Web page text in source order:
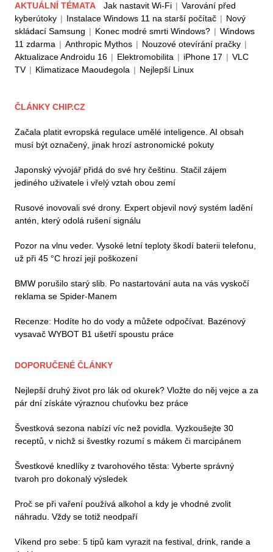
AKTUÁLNÍ TÉMATA Jak nastavit Wi-Fi | Varování před
kyberútoky | Instalace Windows 11 na starší počítač | Nový
skládací Samsung | Konec modré smrti Windows? | Windows
11 zdarma | Anthropic Mythos | Nouzové otevírání pračky |
Aktualizace Androidu 16 | Elektromobilita | iPhone 17 | VLC
TV | Klimatizace Maoudegola | Nejlepší Linux
ČLÁNKY CHIP.CZ
Začala platit evropská regulace umělé inteligence. AI obsah
musí být označený, jinak hrozí astronomické pokuty
Japonský vývojář přidá do své hry češtinu. Stačil zájem
jediného uživatele i vřelý vztah obou zemí
Rusové inovovali své drony. Expert objevil nový systém ladění
antén, který odolá rušení signálu
Pozor na vlnu veder. Vysoké letní teploty škodí baterii telefonu,
už při 45 °C hrozí její poškození
BMW porušilo starý slib. Po nastartování auta na vás vyskočí
reklama se Spider-Manem
Recenze: Hodíte ho do vody a můžete odpočívat. Bazénový
vysavač WYBOT B1 ušetří spoustu práce
DOPORUČENÉ ČLÁNKY
Nejlepší druhý život pro lák od okurek? Vložte do něj vejce a za
pár dní získáte výraznou chuťovku bez práce
Švestková sezona nabízí víc než povidla. Vyzkoušejte 30
receptů, v nichž si švestky rozumí s mákem či marcipánem
Švestkové knedlíky z tvarohového těsta: Vyberte správný
tvaroh pro dokonalý výsledek
Proč se při vaření používá alkohol a kdy je vhodné zvolit
náhradu. Vždy se totiž neodpaří
Víkend pro sebe: 5 tipů kam vyrazit na festival, drink, rande a